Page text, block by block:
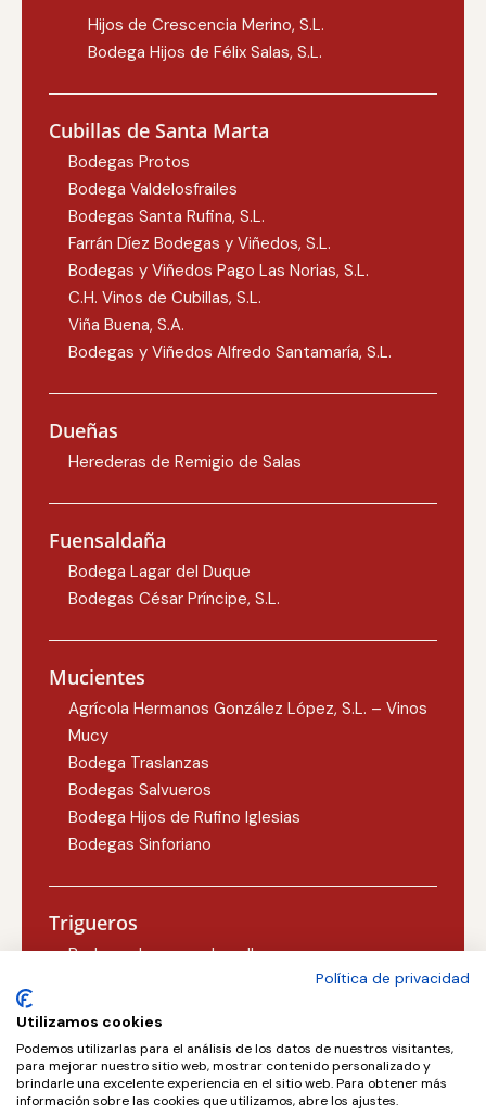
Hijos de Crescencia Merino, S.L.
Bodega Hijos de Félix Salas, S.L.
Cubillas de Santa Marta
Bodegas Protos
Bodega Valdelosfrailes
Bodegas Santa Rufina, S.L.
Farrán Díez Bodegas y Viñedos, S.L.
Bodegas y Viñedos Pago Las Norias, S.L.
C.H. Vinos de Cubillas, S.L.
Viña Buena, S.A.
Bodegas y Viñedos Alfredo Santamaría, S.L.
Dueñas
Herederas de Remigio de Salas
Fuensaldaña
Bodega Lagar del Duque
Bodegas César Príncipe, S.L.
Mucientes
Agrícola Hermanos González López, S.L. – Vinos
Mucy
Bodega Traslanzas
Bodegas Salvueros
Bodega Hijos de Rufino Iglesias
Bodegas Sinforiano
Trigueros
Bodegas Lezcano-Lacalle
Valoria la Buena
Concejo Bodegas, S.L.
Política de privacidad
Utilizamos cookies
Podemos utilizarlas para el análisis de los datos de nuestros visitantes,
para mejorar nuestro sitio web, mostrar contenido personalizado y
brindarle una excelente experiencia en el sitio web. Para obtener más
información sobre las cookies que utilizamos, abre los ajustes.